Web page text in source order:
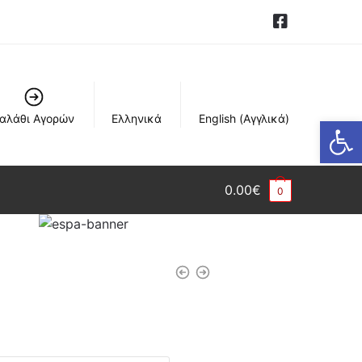
Ανοίξτε τη γραμμή εργαλείων
Αγορών Ελληνικά English(Αγγλικά)
0.00€ 0